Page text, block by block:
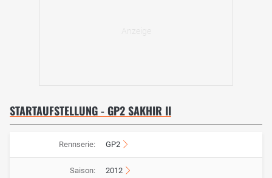
STARTAUFSTELLUNG - GP2 SAKHIR II
Rennserie: GP2
Saison: 2012